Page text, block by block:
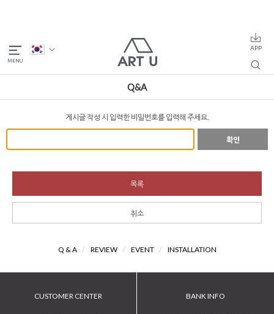
Q&A
게시글 작성 시 입력한 비밀번호를 입력해 주세요.
확인
목록
취소
Q & A / REVIEW / EVENT / INSTALLATION
CUSTOMER CENTER BANK INFO